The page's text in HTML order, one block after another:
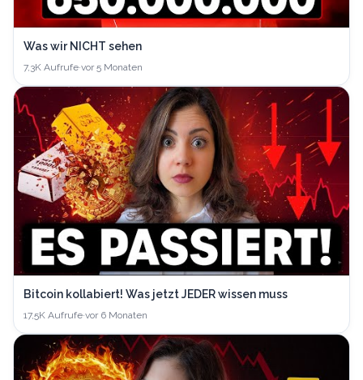
Was wir NICHT sehen
7,3K Aufrufe·vor 5 Monaten
Bitcoin kollabiert! Was jetzt JEDER wissen muss
17,5K Aufrufe·vor 6 Monaten